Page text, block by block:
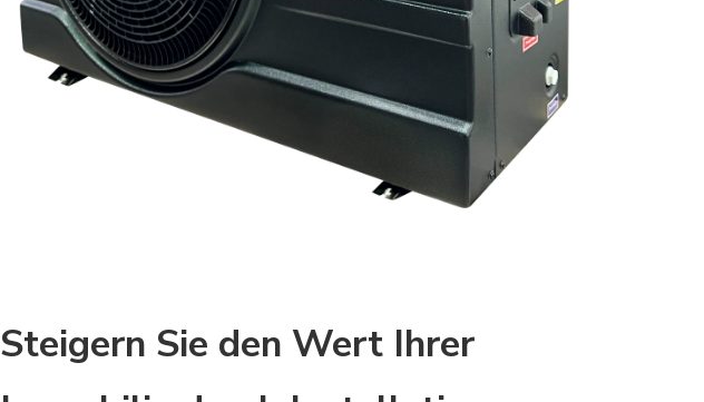
Steigern Sie den Wert Ihrer